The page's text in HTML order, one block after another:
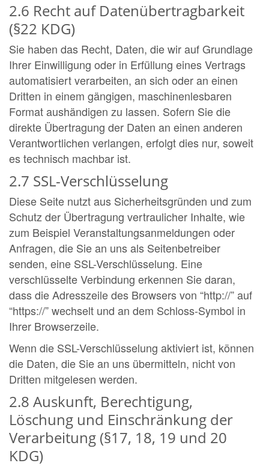
2.6 Recht auf Datenübertragbarkeit
(§22 KDG)
Sie haben das Recht, Daten, die wir auf Grundlage
Ihrer Einwilligung oder in Erfüllung eines Vertrags
automatisiert verarbeiten, an sich oder an einen
Dritten in einem gängigen, maschinenlesbaren
Format aushändigen zu lassen. Sofern Sie die
direkte Übertragung der Daten an einen anderen
Verantwortlichen verlangen, erfolgt dies nur, soweit
es technisch machbar ist.
2.7 SSL-Verschlüsselung
Diese Seite nutzt aus Sicherheitsgründen und zum
Schutz der Übertragung vertraulicher Inhalte, wie
zum Beispiel Veranstaltungsanmeldungen oder
Anfragen, die Sie an uns als Seitenbetreiber
senden, eine SSL-Verschlüsselung. Eine
verschlüsselte Verbindung erkennen Sie daran,
dass die Adresszeile des Browsers von “http://” auf
“https://” wechselt und an dem Schloss-Symbol in
Ihrer Browserzeile.
Wenn die SSL-Verschlüsselung aktiviert ist, können
die Daten, die Sie an uns übermitteln, nicht von
Dritten mitgelesen werden.
2.8 Auskunft, Berechtigung,
Löschung und Einschränkung der
Verarbeitung (§17, 18, 19 und 20
KDG)